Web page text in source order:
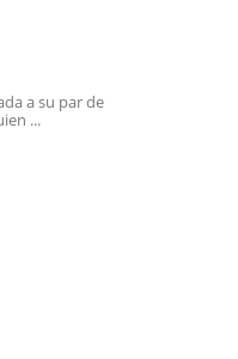
a su par de
...